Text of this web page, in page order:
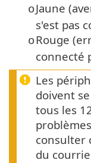
oJaune
s'est pas
oRouge
connecté
Les
doivent se
tous les
consulter
du